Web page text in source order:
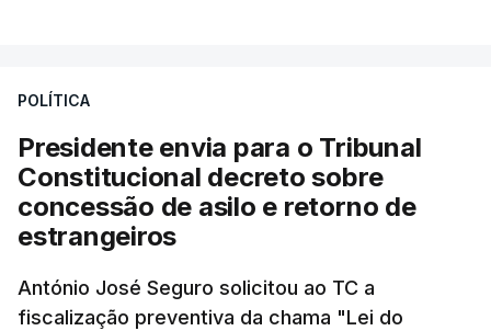
sistema mais simples, mais justo e transparente".
"Sempre que seja possível reduzir burocracias,
eliminar sobreposições e garantir que os apoios
chegam a quem mais necessita, estaremos a dar
um passo na direção certa", argumenta o
Presidente da República.
POLÍTICA
Presidente envia para o Tribunal
Constitucional decreto sobre
concessão de asilo e retorno de
estrangeiros
António José Seguro solicitou ao TC a
fiscalização preventiva da chama "Lei do